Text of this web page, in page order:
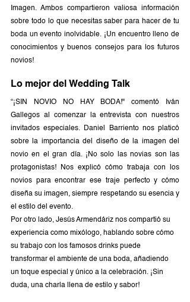
Imagen. Ambos compartieron valiosa información
sobre todo lo que necesitas saber para hacer de tu
boda un evento inolvidable. ¡Un encuentro lleno de
conocimientos y buenos consejos para los futuros
novios!
Lo mejor del Wedding Talk
“¡SIN NOVIO NO HAY BODA!" comentó Iván
Gallegos al comenzar la entrevista con nuestros
invitados especiales. Daniel Barriento nos platicó
sobre la importancia del diseño de la imagen del
novio en el gran día. ¡No solo las novias son las
protagonistas! Nos explicó cómo trabaja con los
novios para encontrar ese traje perfecto y cómo
diseña su imagen, siempre respetando su esencia y
el estilo del evento.
Por otro lado, Jesús Armendáriz nos compartió su
experiencia como mixólogo, hablando sobre cómo
su trabajo con los famosos drinks puede
transformar el ambiente de una boda, añadiendo
un toque especial y único a la celebración. ¡Sin
duda, una charla llena de estilo y sabor!